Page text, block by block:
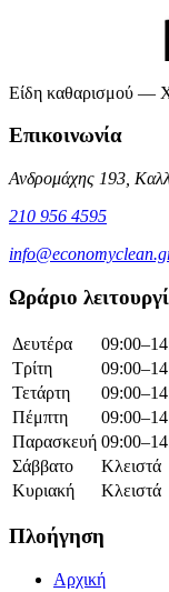
Είδη καθαρισμού —
Επικοινωνία
Ανδρομάχης 193,
210 956 4595
Ωράριο
Δευτέρα
Τρίτη
Τετάρτη
Πέμπτη
Παρασκευή
Σάββατο
Κλειστά
Κυριακή
Κλειστά
Πλοήγηση
Αρχική